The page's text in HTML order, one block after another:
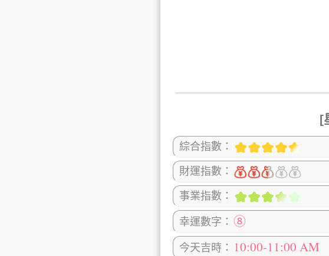
[
綜合指數：
財運指數：
事業指數：
幸運數字： ⑧
今天吉時： 10:00-11:00 AM